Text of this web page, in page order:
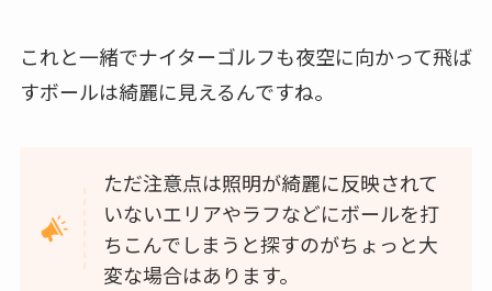
これと一緒でナイターゴルフも夜空に向かって飛ば
すボールは綺麗に見えるんですね。
ただ注意点は照明が綺麗に反映されて
いないエリアやラフなどにボールを打
ちこんでしまうと探すのがちょっと大
変な場合はあります。